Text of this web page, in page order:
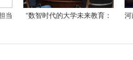
当
“数智时代的大学未来教育：
河